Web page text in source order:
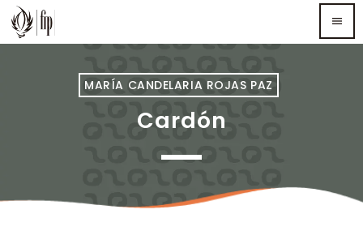
menu
TOP READING
Sorry, there is nothing for the moment.
MARÍA CANDELARIA ROJAS PAZ
Cardón